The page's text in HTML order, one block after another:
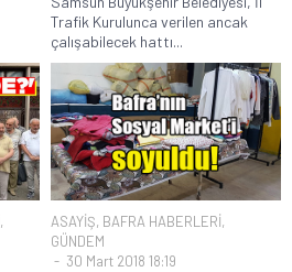
Trafik Kurulunca verilen ancak
çalışabilecek hattı...
,
ASAYİŞ, BAFRA HABERLERİ,
GÜNDEM
30 Mart 2018 18:19